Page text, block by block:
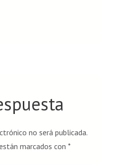
no será publicada.
marcados con *